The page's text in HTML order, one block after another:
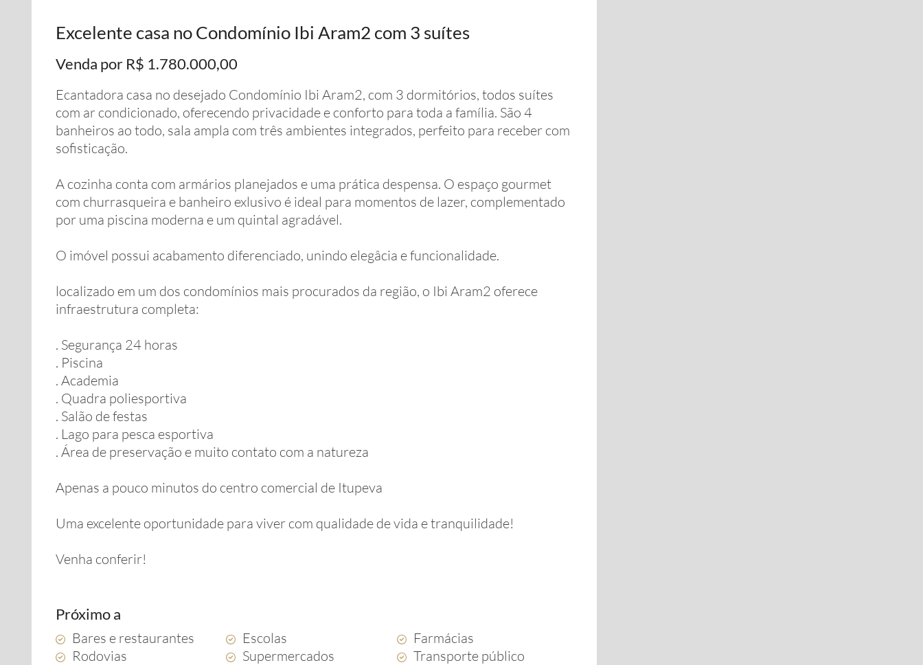
Excelente casa no Condomínio Ibi Aram2 com 3 suítes
Venda por R$ 1.780.000,00
Ecantadora casa no desejado Condomínio Ibi Aram2, com 3 dormitórios, todos suítes
com ar condicionado, oferecendo privacidade e conforto para toda a família. São 4
banheiros ao todo, sala ampla com três ambientes integrados, perfeito para receber com
sofisticação.
A cozinha conta com armários planejados e uma prática despensa. O espaço gourmet
com churrasqueira e banheiro exlusivo é ideal para momentos de lazer, complementado
por uma piscina moderna e um quintal agradável.
O imóvel possui acabamento diferenciado, unindo elegâcia e funcionalidade.
localizado em um dos condomínios mais procurados da região, o Ibi Aram2 oferece
infraestrutura completa:
. Segurança 24 horas
. Piscina
. Academia
. Quadra poliesportiva
. Salão de festas
. Lago para pesca esportiva
. Área de preservação e muito contato com a natureza
Apenas a pouco minutos do centro comercial de Itupeva
Uma excelente oportunidade para viver com qualidade de vida e tranquilidade!
Venha conferir!
Próximo a
Bares e restaurantes Escolas
Farmácias
Rodovias
Supermercados Transporte público